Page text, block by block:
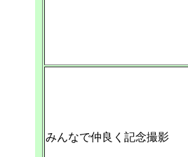
みんなで仲良く記念撮影